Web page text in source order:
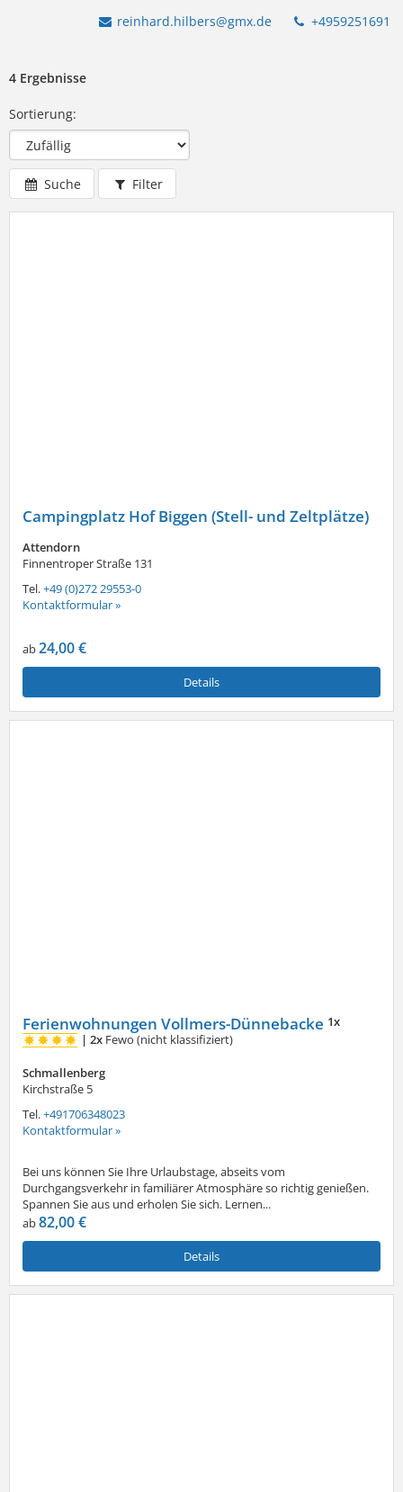
reinhard.hilbers@gmx.de +4959251691
4 Ergebnisse
Sortierung:
Suche Filter
Campingplatz Hof Biggen (Stell- und Zeltplätze)
Attendorn
Finnentroper Straße 131
Tel.+49 (0)272 29553-0
Kontaktformular »
ab24,00 €
Details
Ferienwohnungen Vollmers-Dünnebacke 1x
| 2x Fewo (nicht klassifiziert)
Schmallenberg
Kirchstraße 5
Tel.+491706348023
Kontaktformular »
Bei uns können Sie Ihre Urlaubstage, abseits vom
Durchgangsverkehr in familiärer Atmosphäre so richtig genießen.
Spannen Sie aus und erholen Sie sich. Lernen...
ab82,00 €
Details